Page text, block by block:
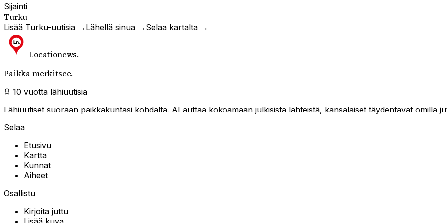
Sijainti
Turku
Lisää Turku-uutisia → Lähellä sinua → Selaa kartalta →
Locationews.
Paikka merkitsee.
10 vuotta lähiuutisia
Lähiuutiset suoraan paikkakuntasi kohdalta. AI auttaa kokoamaan julkisista lähteistä, kansalaiset täydentävät omilla
Selaa
Etusivu
Kartta
Kunnat
Aiheet
Osallistu
Kirjoita juttu